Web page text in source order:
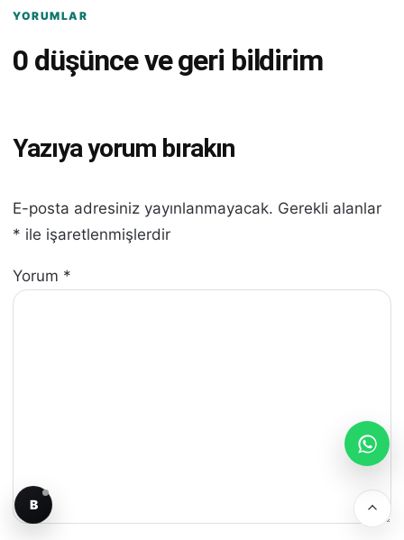
B
YORUMLAR
0 düşünce ve geri bildirim
Yazıya yorum bırakın
E-posta adresiniz yayınlanmayacak. Gerekli alanlar
* ile işaretlenmişlerdir
Yorum *